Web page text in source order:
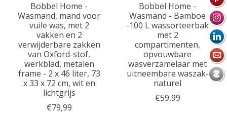
Bobbel Home -
Wasmand, mand voor
vuile was, met 2
vakken en 2
verwijderbare zakken
van Oxford-stof,
werkblad, metalen
frame - 2 x 46 liter, 73
x 33 x 72 cm, wit en
lichtgrijs
€79,99
Bobbel Home -
Wasmand - Bamboe
-100 L wassorteerbak
met 2
compartimenten,
opvouwbare
wasverzamelaar met
uitneembare waszak-
naturel
€59,99